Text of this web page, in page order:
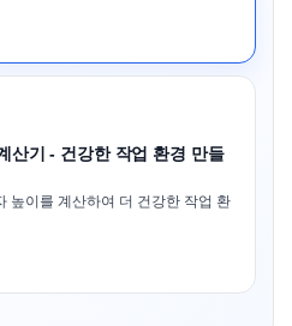
산기 - 건강한 작업 환경 만들
높이를 계산하여 더 건강한 작업 환